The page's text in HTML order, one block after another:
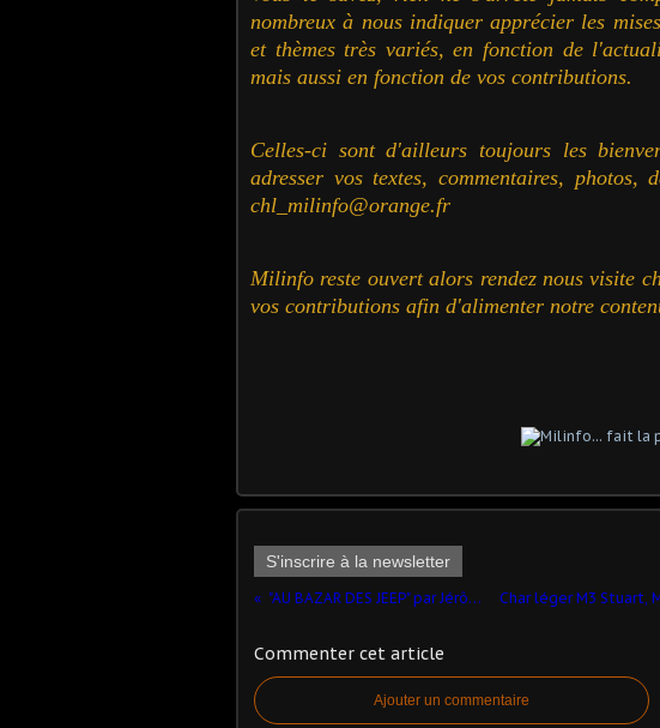
nombreux à nous indiquer apprécier les
et thèmes très variés, en fonction de
mais aussi en fonction de vos contributions.
Celles-ci sont d'ailleurs toujours les
adresser vos textes, commentaires, photos,
chl_milinfo@orange.fr
Milinfo reste ouvert alors rendez nous visite
vos contributions afin d'alimenter notre
S'inscrire à la newsletter
"AU BAZAR DES JEEP" par Jérôme Hadacek
Commenter cet article
Ajouter un commentaire